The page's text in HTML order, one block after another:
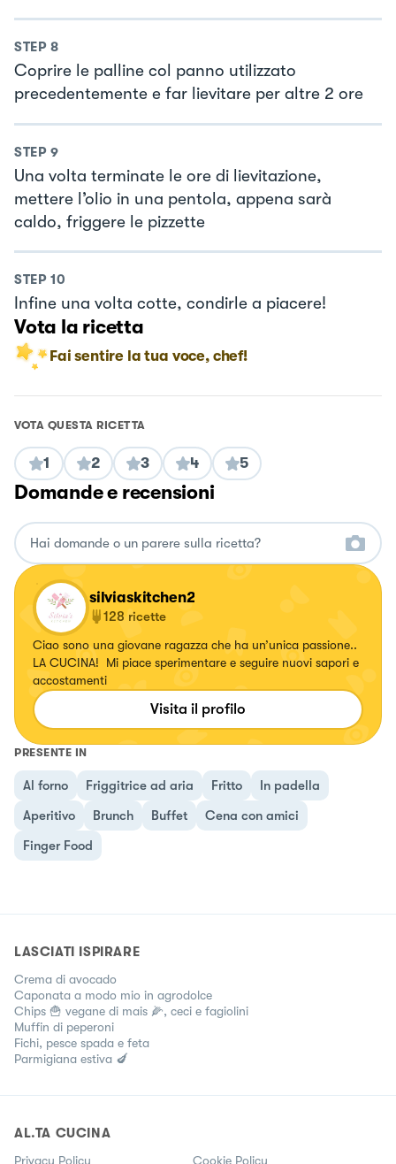
STEP 8
Coprire le palline col panno utilizzato
precedentemente e far lievitare per altre 2 ore
STEP 9
Una volta terminate le ore di lievitazione,
mettere l’olio in una pentola, appena sarà
caldo, friggere le pizzette
STEP 10
Infine una volta cotte, condirle a piacere!
Vota la ricetta
Fai sentire la tua voce, chef!
VOTA QUESTA RICETTA
1 2 3 4 5
Domande e recensioni
silviaskitchen2
128 ricette
Ciao sono una giovane ragazza che ha un’unica passione..
LA CUCINA! Mi piace sperimentare e seguire nuovi sapori e
accostamenti
Visita il profilo
PRESENTE IN
Al forno Friggitrice ad aria Fritto
In padella
Aperitivo
Brunch Buffet
Cena con amici
Finger Food
LASCIATI ISPIRARE
Crema di avocado
Caponata a modo mio in agrodolce
Chips 🍟 vegane di mais 🌽, ceci e fagiolini
Muffin di peperoni
Fichi, pesce spada e feta
Parmigiana estiva 🍆
AL.TA CUCINA
Privacy Policy Cookie Policy